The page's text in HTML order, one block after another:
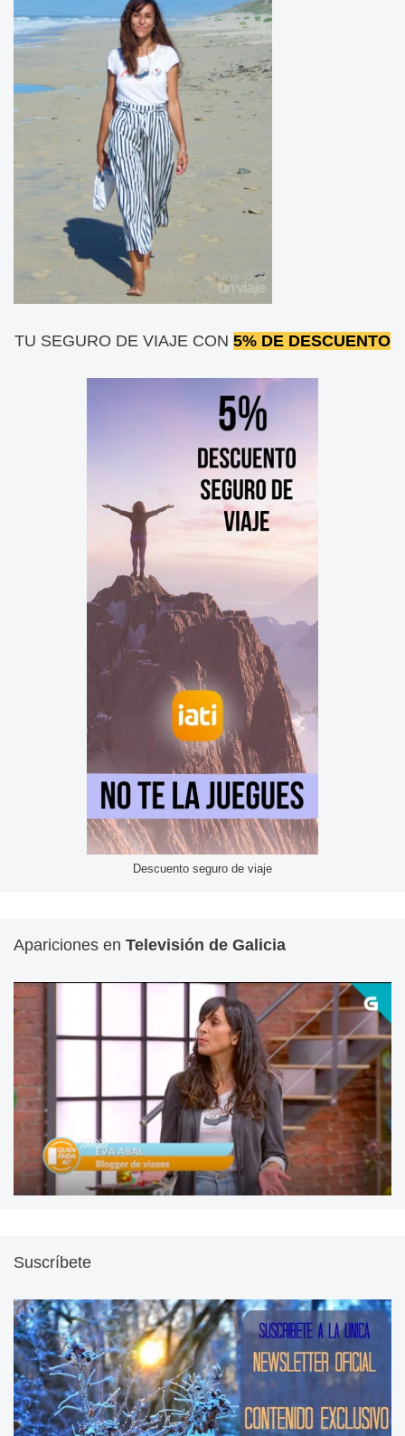
TU SEGURO DE VIAJE CON 5% DE DESCUENTO
Descuento seguro de viaje
Apariciones en Televisión de Galicia
Suscríbete